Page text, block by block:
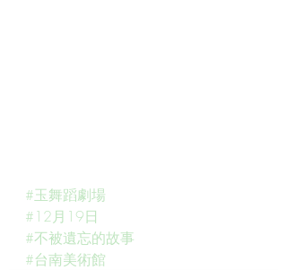
#玉舞蹈劇場
#12月19日
#不被遺忘的故事
#台南美術館